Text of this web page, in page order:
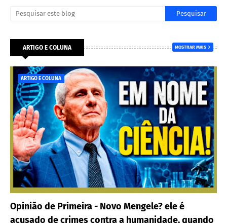
ARTIGO E COLUNA MOSTRAR MAIS
ARTIGO E COLUNA
Opinião de Primeira - Novo Mengele? ele é
acusado de crimes contra a humanidade, quando